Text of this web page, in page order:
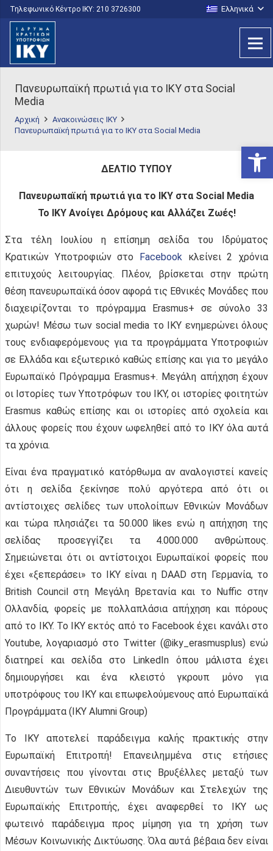
Τηλεφωνικό Κέντρο IKY: 210 3726300 Ελληνικά
Πανευρωπαϊκή πρωτιά για το ΙΚΥ στα Social
Media
Αρχική
Ανακοινώσεις ΙΚΥ
Πανευρωπαϊκή πρωτιά για το ΙΚΥ στα Social Media
ΔΕΛΤΙΟ ΤΥΠΟΥ
Πανευρωπαϊκή πρωτιά για το ΙΚΥ στα Social Media
Το ΙΚΥ Ανοίγει Δρόμους και Αλλάζει Ζωές!
Στα τέλη Ιουλίου η επίσημη σελίδα του Ιδρύματος
Κρατικών Υποτροφιών στο Facebook κλείνει 2 χρόνια
επιτυχούς λειτουργίας. Πλέον, βρίσκεται στην πρώτη
θέση πανευρωπαϊκά όσον αφορά τις Εθνικές Μονάδες που
διαχειρίζονται το πρόγραμμα Erasmus+ σε σύνολο 33
χωρών! Μέσω των social media το ΙΚΥ ενημερώνει όλους
τους ενδιαφερόμενους για τα προγράμματα Υποτροφιών
σε Ελλάδα και εξωτερικό καθώς επίσης και για το μεγάλο
Ευρωπαϊκό Πρόγραμμα Erasmus+. Μεγάλη απήχηση έχουν
οι Ιστορίες των Υποτρόφων του ΙΚΥ, οι ιστορίες φοιτητών
Erasmus καθώς επίσης και οι ιστορίες από σχολεία και
άλλους φορείς που έχουν ωφεληθεί από το ΙΚΥ όλα αυτά
τα χρόνια.
Είναι ένα πραγματικό κατόρθωμα αν αναλογιστεί κανείς
ότι η σελίδα ξεκίνησε πολύ αργότερα από ότι οι
αντίστοιχες σελίδες των υπολοίπων Εθνικών Μονάδων
και τώρα πλησιάζει τα 50.000 likes ενώ η απήχηση της
σελίδας προσεγγίζει τα 4.000.000 ανθρώπους.
Σημειώνεται ότι οι αντίστοιχοι Ευρωπαϊκοί φορείς που
έχει «ξεπεράσει» το ΙΚΥ είναι η DAAD στη Γερμανία, το
British Council στη Μεγάλη Βρετανία και το Nuffic στην
Ολλανδία, φορείς με πολλαπλάσια απήχηση και πόρους
από το ΙΚΥ. Το ΙΚΥ εκτός από το Facebook έχει κανάλι στο
Youtube, λογαριασμό στο Twitter (@iky_erasmusplus) ενώ
διατηρεί και σελίδα στο LinkedIn όπου μάλιστα έχει
δημιουργήσει και ένα κλειστό γκρουπ μόνο για
υποτρόφους του ΙΚΥ και επωφελούμενους από Ευρωπαϊκά
Προγράμματα (IKY Alumni Group)
Το ΙΚΥ αποτελεί παράδειγμα καλής πρακτικής στην
Ευρωπαϊκή Επιτροπή! Επανειλημμένα στις ετήσιες
συναντήσεις που γίνονται στις Βρυξέλλες μεταξύ των
Διευθυντών των Εθνικών Μονάδων και Στελεχών της
Ευρωπαϊκής Επιτροπής, έχει αναφερθεί το ΙΚΥ ως
φωτεινό παράδειγμα προς μίμηση για τη χρήση των
Μέσων Κοινωνικής Δικτύωσης. Όλα αυτά βέβαια δεν είναι